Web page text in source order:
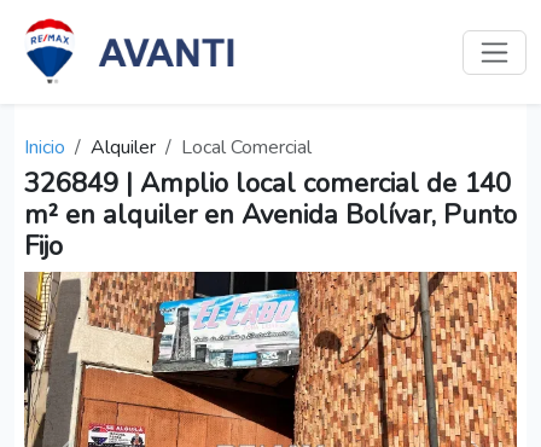
Inicio Alquiler Local Comercial
326849 | Amplio local comercial de 140
m² en alquiler en Avenida Bolívar, Punto
Fijo